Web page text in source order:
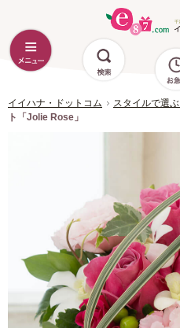
イイハナ・ドットコム スタイルで選ぶ
ト「Jolie Rose」